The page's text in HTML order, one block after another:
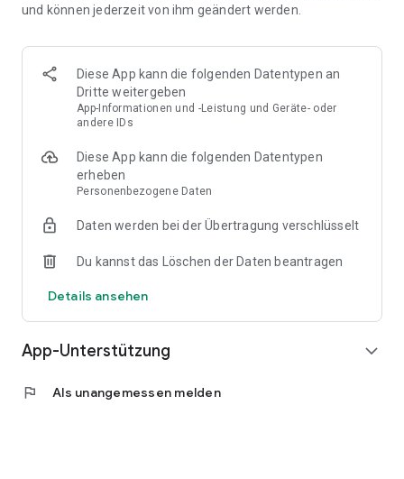
➡️ Automatische Erinnerungen für Spieler, die noch nicht
📋 Spiel ausgebucht? Biete den übrigen Spielern eine
Warteliste an
🏆 Spieler können den Spieler des Spiels wählen
📣 Stelle die Aufstellungen schon vor dem Spiel zusammen
📉 Verfolge die Zuverlässigkeit der Spieler: No-Show-
und können jederzeit von ihm geändert werden.
Diese App kann die folgenden Datentypen an
Dritte weitergeben
App-Informationen und -Leistung und Geräte- oder
andere IDs
Diese App kann die folgenden Datentypen
erheben
Personenbezogene Daten
Daten werden bei der Übertragung verschlüsselt
Du kannst das Löschen der Daten beantragen
Details ansehen
App-Unterstützung expand_more
flag Als unangemessen melden